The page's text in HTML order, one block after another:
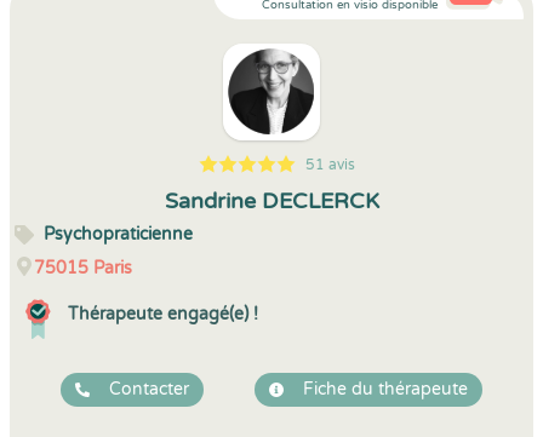
Consultation en visio disponible
5
1
5
51 51 avis
Sandrine DECLERCK
Psychopraticienne
75015 Paris
Thérapeute engagé(e) !
Contacter Fiche du thérapeute